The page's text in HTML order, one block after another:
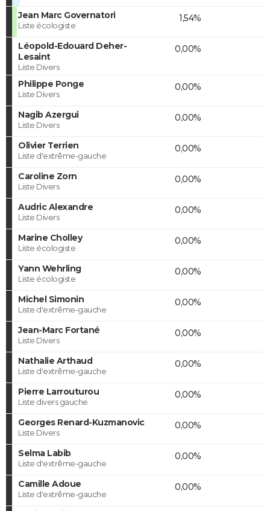
Jean Marc Governatori
Liste écologiste
1,54%
Léopold-Edouard Deher-
Lesaint
Liste Divers
0,00%
Philippe Ponge
Liste Divers
0,00%
Nagib Azergui
Liste Divers
0,00%
Olivier Terrien
Liste d'extrême-gauche
0,00%
Caroline Zorn
Liste Divers
0,00%
Audric Alexandre
Liste Divers
0,00%
Marine Cholley
Liste écologiste
0,00%
Yann Wehrling
Liste écologiste
0,00%
Michel Simonin
Liste d'extrême-gauche
0,00%
Jean-Marc Fortané
Liste Divers
0,00%
Nathalie Arthaud
Liste d'extrême-gauche
0,00%
Pierre Larrouturou
Liste divers gauche
0,00%
Georges Renard-Kuzmanovic
Liste Divers
0,00%
Selma Labib
Liste d'extrême-gauche
0,00%
Camille Adoue
Liste d'extrême-gauche
0,00%